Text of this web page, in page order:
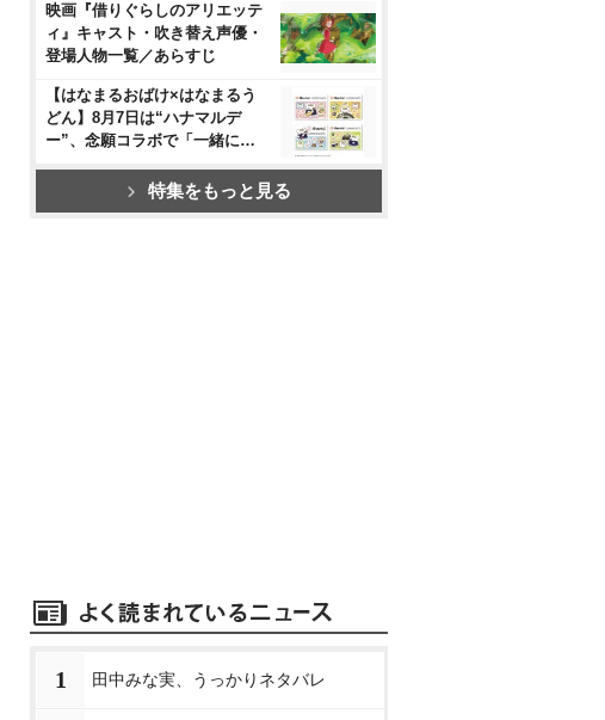
映画『借りぐらしのアリエッテ
ィ』キャスト・吹き替え声優・
登場人物一覧／あらすじ
【はなまるおばけ×はなまるう
どん】8月7日は“ハナマルデ
ー”、念願コラボで「一緒に…
特集をもっと見る
1 田中みな実、うっかりネタバレ